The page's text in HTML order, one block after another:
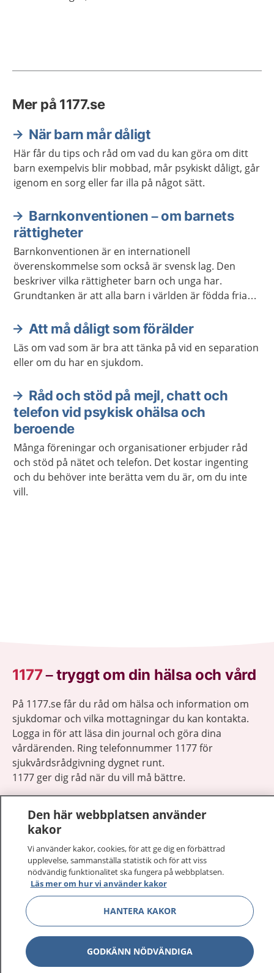
Mer på 1177.se
När barn mår dåligt
Här får du tips och råd om vad du kan göra om ditt
barn exempelvis blir mobbad, mår psykiskt dåligt, går
igenom en sorg eller far illa på något sätt.
Barnkonventionen – om barnets
rättigheter
Barnkonventionen är en internationell
överenskommelse som också är svensk lag. Den
beskriver vilka rättigheter barn och unga har.
Grundtanken är att alla barn i världen är födda fria
barn och unga fram till den dag man fyller 18 år.
Att må dåligt som förälder
Läs om vad som är bra att tänka på vid en separation
eller om du har en sjukdom.
Råd och stöd på mejl, chatt och
telefon vid psykisk ohälsa och
beroende
Många föreningar och organisationer erbjuder råd
och stöd på nätet och telefon. Det kostar ingenting
och du behöver inte berätta vem du är, om du inte
vill.
1177–tryggt om din hälsa och vård
På 1177.se får du råd om hälsa och information om
sjukdomar och vilka mottagningar du kan kontakta.
Logga in för att läsa din journal och göra dina
vårdärenden. Ring telefonnummer 1177 för
sjukvårdsrådgivning dygnet runt.
1177 ger dig råd när du vill må bättre.
1177 på flera språk
Kontakt Visa
Behandling av personuppgifter
Den här webbplatsen använder
kakor
Vi använder kakor, cookies, för att ge dig en förbättrad
upplevelse, sammanställa statistik och för att viss
nödvändig funktionalitet ska fungera på webbplatsen.
Läs mer om hur vi använder kakor
HANTERA KAKOR
GODKÄNN NÖDVÄNDIGA